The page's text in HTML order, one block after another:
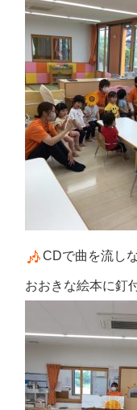
CDで曲を流し
おおきな絵本に釘